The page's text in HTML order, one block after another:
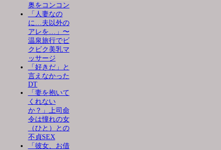
奥をコンコン
「人妻なの
に…夫以外の
アレを…」〜
温泉旅行でビ
クビク美乳マ
ッサージ
「好きだ」と
言えなかった
DT
「妻を抱いて
くれない
か？」上司命
令は憧れの女
（ひと）との
不貞SEX
「彼女、お借